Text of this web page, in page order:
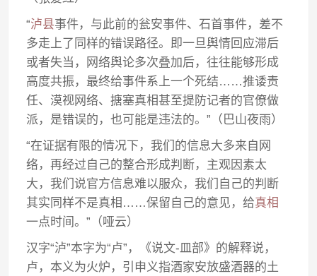
“泸县事件，与此前的瓮安事件、石首事件，差不
多走上了同样的错误路径。即一旦舆情回应滞后
或者失当，网络舆论多次叠加后，往往能够形成
高度共振，最终给事件系上一个死结……推诿责
任、漠视网络、搪塞真相甚至提防记者的官僚做
派，是错误的，也可能是违法的。”（巴山夜雨）
“在证据有限的情况下，我们的信息大多来自网
络，再经过自己的整合形成判断，主观因素太
大，我们说官方信息难以服众，我们自己的判断
其实同样不是真相……保留自己的意见，给真相
一点时间。”（哑云）
汉字“泸”本字为“卢”，《说文-皿部》的解释说，
卢，本义为火炉，引申义指酒家安放盛酒器的土